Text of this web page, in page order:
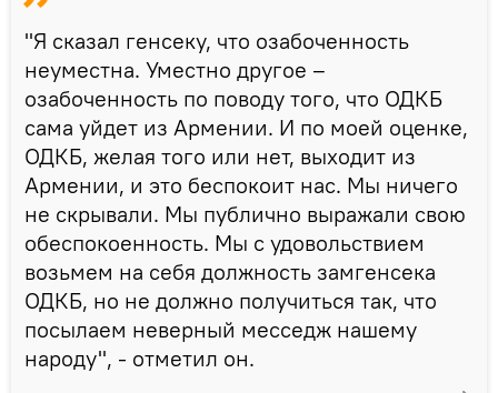
"Я сказал генсеку, что озабоченность
неуместна. Уместно другое –
озабоченность по поводу того, что ОДКБ
сама уйдет из Армении. И по моей оценке,
ОДКБ, желая того или нет, выходит из
Армении, и это беспокоит нас. Мы ничего
не скрывали. Мы публично выражали свою
обеспокоенность. Мы с удовольствием
возьмем на себя должность замгенсека
ОДКБ, но не должно получиться так, что
посылаем неверный месседж нашему
народу", - отметил он.